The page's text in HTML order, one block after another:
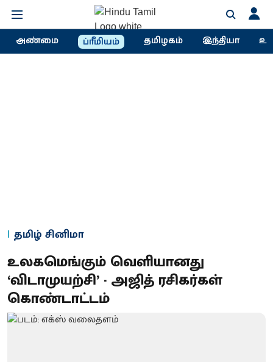
அண்மை ப்ரீமியம் தமிழகம் இந்தியா
தமிழ் சினிமா
உலகமெங்கும் வெளியானது
‘விடாமுயற்சி’ - அஜித் ரசிகர்கள்
கொண்டாட்டம்